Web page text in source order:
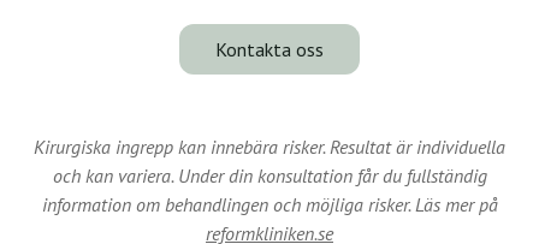
Kontakta oss
Kirurgiska ingrepp kan innebära risker. Resultat är individuella
och kan variera. Under din konsultation får du fullständig
information om behandlingen och möjliga risker. Läs mer på
reformkliniken.se